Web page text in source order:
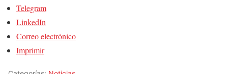
Telegram
LinkedIn
Correo electrónico
Imprimir